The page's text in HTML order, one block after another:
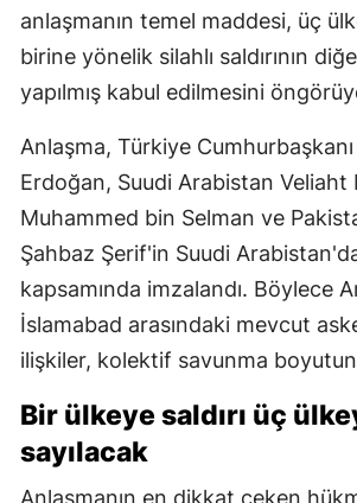
anlaşmanın temel maddesi, üç
birine yönelik silahlı saldırının
yapılmış kabul edilmesini
Anlaşma, Türkiye
Erdoğan, Suudi Arabistan Veliaht
Muhammed bin Selman ve
Şahbaz Şerif'in Suudi
kapsamında imzalandı. Böylece
İslamabad arasındaki mevcut
ilişkiler, kolektif savunma
Bir ülkeye saldırı üç
sayılacak
Anlaşmanın en dikkat çeken